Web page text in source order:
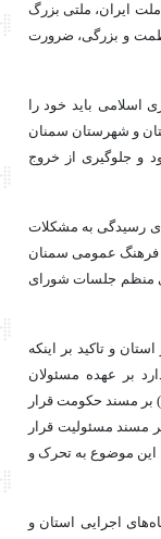
ایران، ملتی بزرگ
و بزرگی، ضرورت
اسلامی باید خود را
و شهرستان سمنان
و جلوگیری از خروج
رسیدگی به مشکلات
فرهنگ عمومی سمنان
منظم جلسات شورای
و تاکید بر اینکه
بر عهده مسئولان
بر مسند حکومت قرار
مسند مسئولیت قرار
این موضوع به تحرک و
اجرایی استان و